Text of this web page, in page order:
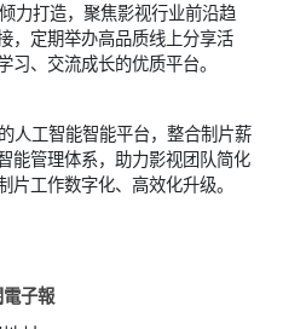
力打造，聚焦影视行业前沿趋
，定期举办高品质线上分享活
、交流成长的优质平台。
人工智能智能平台，整合制片薪
能管理体系，助力影视团队简化
工作数字化、高效化升级。
子報